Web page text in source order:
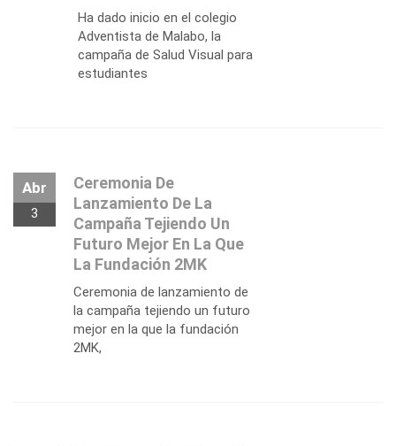
Ha dado inicio en el colegio
Adventista de Malabo, la
campaña de Salud Visual para
estudiantes
Abr
3
Ceremonia De
Lanzamiento De La
Campaña Tejiendo Un
Futuro Mejor En La Que
La Fundación 2MK
Ceremonia de lanzamiento de
la campaña tejiendo un futuro
mejor en la que la fundación
2MK,